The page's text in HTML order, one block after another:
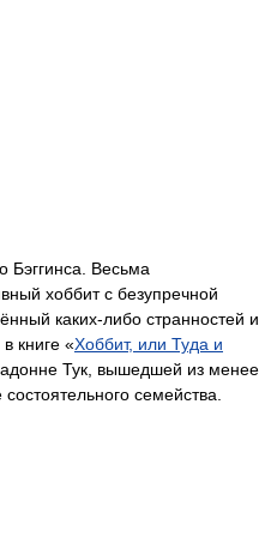
Бэггинса. Весьма
хоббит с безупречной
каких-либо странностей и
книге «Хоббит, или Туда и
Тук, вышедшей из менее
семейства.